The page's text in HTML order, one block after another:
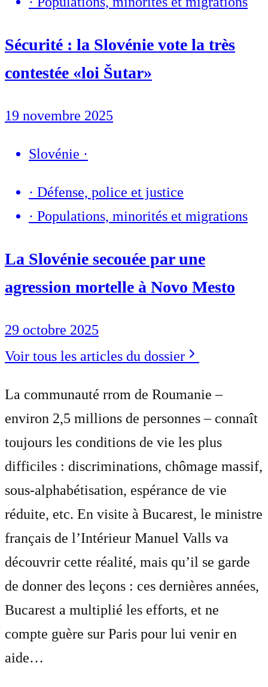
Sécurité : la Slovénie vote la très
contestée «loi Šutar»
19 novembre 2025
Slovénie ·
· Défense, police et justice
· Populations, minorités et migrations
La Slovénie secouée par une
agression mortelle à Novo Mesto
29 octobre 2025
Voir tous les articles du dossier
La communauté rrom de Roumanie –
environ 2,5 millions de personnes – connaît
toujours les conditions de vie les plus
difficiles : discriminations, chômage massif,
sous-alphabétisation, espérance de vie
réduite, etc. En visite à Bucarest, le ministre
français de l’Intérieur Manuel Valls va
découvrir cette réalité, mais qu’il se garde
de donner des leçons : ces dernières années,
Bucarest a multiplié les efforts, et ne
compte guère sur Paris pour lui venir en
aide…